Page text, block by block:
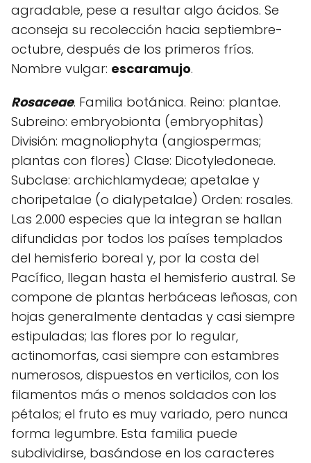
agradable, pese a resultar algo ácidos. Se
aconseja su recolección hacia septiembre-
octubre, después de los primeros fríos.
Nombre vulgar: escaramujo.
Rosaceae. Familia botánica. Reino: plantae.
Subreino: embryobionta (embryophitas)
División: magnoliophyta (angiospermas;
plantas con flores) Clase: Dicotyledoneae.
Subclase: archichlamydeae; apetalae y
choripetalae (o dialypetalae) Orden: rosales.
Las 2.000 especies que la integran se hallan
difundidas por todos los países templados
del hemisferio boreal y, por la costa del
Pacífico, llegan hasta el hemisferio austral. Se
compone de plantas herbáceas leñosas, con
hojas generalmente dentadas y casi siempre
estipuladas; las flores por lo regular,
actinomorfas, casi siempre con estambres
numerosos, dispuestos en verticilos, con los
filamentos más o menos soldados con los
pétalos; el fruto es muy variado, pero nunca
forma legumbre. Esta familia puede
subdividirse, basándose en los caracteres